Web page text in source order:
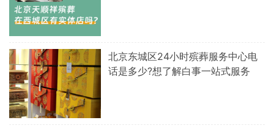
北京东城区24小时殡葬服务中心电
话是多少?想了解白事一站式服务